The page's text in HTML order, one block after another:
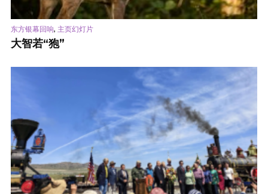
东方银幕回响, 主页幻灯片
大智若“狍”